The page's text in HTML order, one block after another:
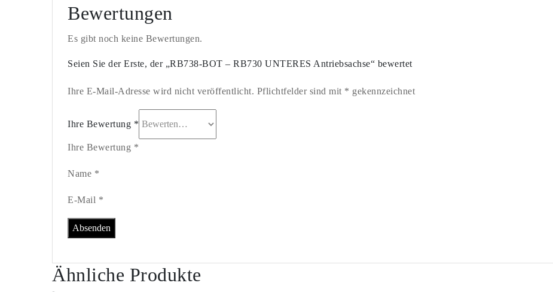
Bewertungen
Es gibt noch keine Bewertungen.
Seien Sie der Erste, der „RB738-BOT – RB730 UNTERES Antriebsachse“ bewertet
Ihre E-Mail-Adresse wird nicht veröffentlicht. Pflichtfelder sind mit * gekennzeichnet
Ihre Bewertung *
Ihre Bewertung *
Name *
E-Mail *
Ähnliche Produkte